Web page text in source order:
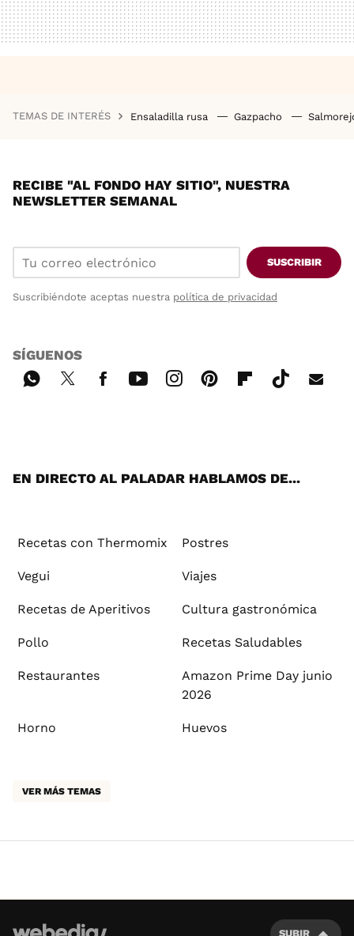
TEMAS DE INTERÉS Ensaladilla rusa Gazpacho
RECIBE "AL FONDO HAY SITIO", NUESTRA
NEWSLETTER SEMANAL
SUSCRIBIR
Suscribiéndote aceptas nuestra política de privacidad
SÍGUENOS
EN DIRECTO AL PALADAR HABLAMOS DE...
Recetas con Thermomix Postres
Vegui Viajes
Recetas de Aperitivos Cultura gastronómica
Pollo Recetas Saludables
Restaurantes
Amazon Prime Day junio
2026
Horno Huevos
VER MÁS TEMAS
SUBIR